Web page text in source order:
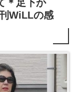
＊足下か
WiLLの感